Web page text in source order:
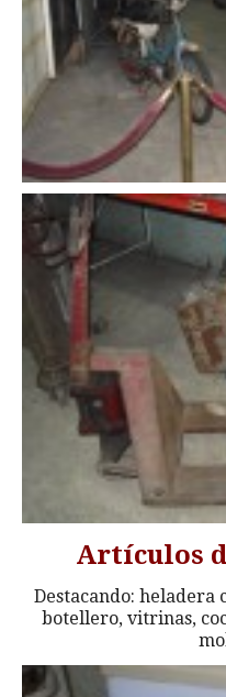
Artículos
Destacando: heladera
botellero, vitrinas,